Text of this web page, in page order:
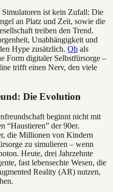
ist kein Zufall: Die
an Platz und Zeit, sowie die
treiben den Trend.
Unabhängigkeit und
Hype zusätzlich. Ob als
Form digitaler Selbstfürsorge –
trifft einen Nerv, den viele
Die Evolution
beginnt nicht mit
“Haustieren” der 90er.
die Millionen von Kindern
zu simulieren – wenn
Heute, drei Jahrzehnte
fast lebensechte Wesen, die
Reality (AR) nutzen,